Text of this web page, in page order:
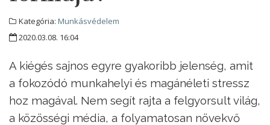
Kategória: Munkásvédelem
2020.03.08. 16:04
A kiégés sajnos egyre gyakoribb jelenség, amit
a fokozódó munkahelyi és magánéleti stressz
hoz magával. Nem segít rajta a felgyorsult világ,
a közösségi média, a folyamatosan növekvő